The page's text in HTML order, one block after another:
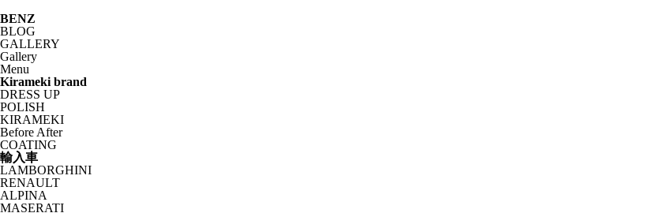
BENZ
BLOG
GALLERY
Gallery
Menu
Kirameki brand
DRESS UP
POLISH
KIRAMEKI
Before After
COATING
輸入車
LAMBORGHINI
RENAULT
ALPINA
MASERATI